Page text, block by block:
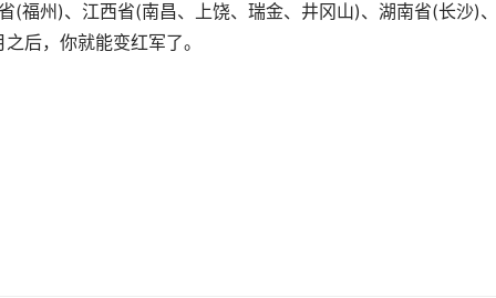
福州)、江西省(南昌、上饶、瑞金、井冈山)、湖南省(长沙)、
后，你就能变红军了。